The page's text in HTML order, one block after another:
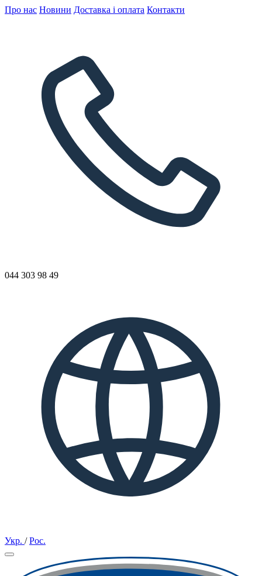
Про нас Новини Доставка і оплата Контакти
044 303 98 49
Укр. /Рос.